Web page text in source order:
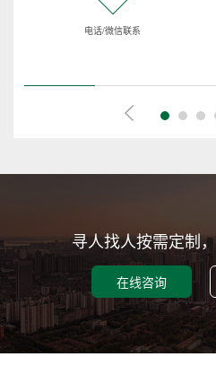
电话/微信联系
寻人找人按需定制
在线咨询